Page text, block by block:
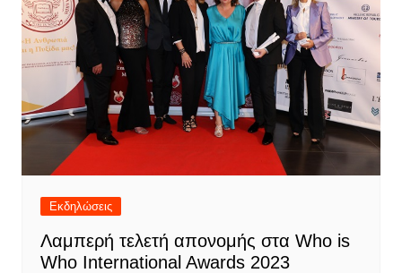
Εκδηλώσεις
Λαμπερή τελετή απονομής στα Who is
Who International Awards 2023